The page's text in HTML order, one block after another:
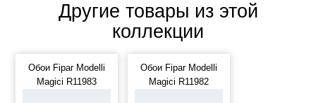
Другие товары из этой
коллекции
Обои Fipar Modelli
Magici R11983
Обои Fipar Modelli
Magici R11982